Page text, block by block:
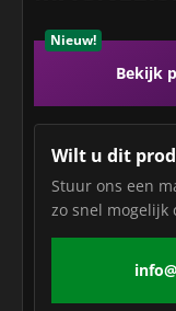
Bekijk
Nieuw!
Wilt u dit
Stuur ons een
zo snel mogelijk